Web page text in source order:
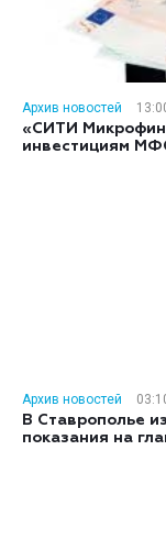
Архив новостей
«СИТИ
инвестициям
Архив новостей
В Ставрополье
показания на